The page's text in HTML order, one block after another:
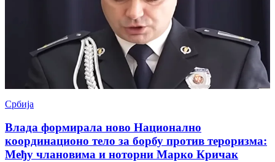
Србија
Влада формирала ново Национално
координационо тело за борбу против тероризма:
Међу члановима и ноторни Марко Кричак